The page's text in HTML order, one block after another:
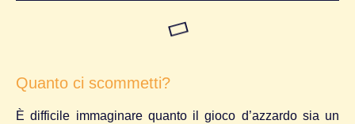
Quanto ci scommetti?
È difficile immaginare quanto il gioco d’azzardo sia un